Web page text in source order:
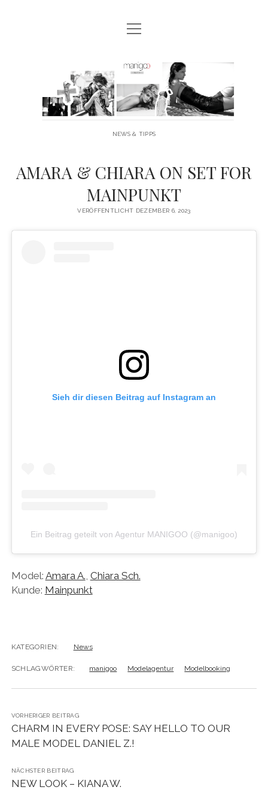
MANIGOO BLOG
MANIGOO MODELS
IMPRESSUM & DATENSCHUTZ
Menü
öffnen
Manigoo
NEWS & TIPPS
AMARA & CHIARA ON SET FOR
MAINPUNKT
VERÖFFENTLICHT DEZEMBER 6, 2023
Sieh dir diesen Beitrag auf Instagram an
Ein Beitrag geteilt von Agentur MANIGOO (@manigoo)
Model: Amara A., Chiara Sch.
Kunde: Mainpunkt
KATEGORIEN: News
SCHLAGWÖRTER: manigoo Modelagentur Modelbooking
VORHERIGER BEITRAG
CHARM IN EVERY POSE: SAY HELLO TO OUR
MALE MODEL DANIEL Z.!
NÄCHSTER BEITRAG
NEW LOOK – KIANA W.